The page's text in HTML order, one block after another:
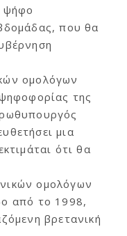
ψήφο
που θα
ομολόγων
της
μια
ότι θα
ομολόγων
από το 1998,
βρετανική